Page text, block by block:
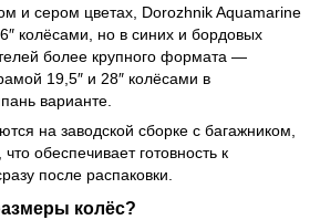
и сером цветах, Dorozhnik Aquamarine
колёсами, но в синих и бордовых
более крупного формата —
19,5″ и 28″ колёсами в
варианте.
на заводской сборке с багажником,
обеспечивает готовность к
после распаковки.
колёс?